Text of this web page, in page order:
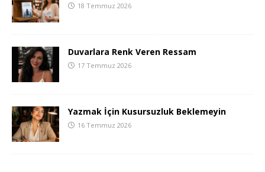
18 Temmuz 2026
Duvarlara Renk Veren Ressam
17 Temmuz 2026
Yazmak İçin Kusursuzluk Beklemeyin
16 Temmuz 2026